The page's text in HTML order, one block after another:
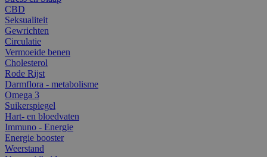
CBD
Seksualiteit
Gewrichten
Circulatie
Vermoeide benen
Cholesterol
Rode Rijst
Darmflora - metabolisme
Omega 3
Suikerspiegel
Hart- en bloedvaten
Immuno - Energie
Energie booster
Weerstand